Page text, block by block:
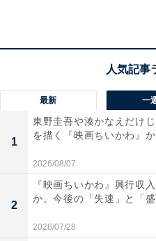
マ『教場II』、2023年には
教場0－』が放送。そして
Requiem』が公開され、シ
まず、『教場 Reunion』
の生徒たちを中心に描く作
さん、齊藤京子さん、倉悠
優乃さん、中村蒼さん、佐
ど注目の若手俳優が出演。
最新 一
1
東野圭吾や湊かなえだけ
を描く『映画ちいかわ』
2026/08/07
2
『映画ちいかわ』興行収
か。今後の「失速」と「
2026/07/28